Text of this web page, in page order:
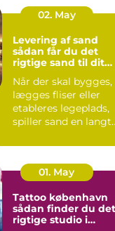
02. May
Levering af sand
sådan får du det
rigtige sand til dit
Når der skal bygges,
lægges fliser eller
etableres legeplads,
spiller sand en langt
01. May
Tattoo københavn
sådan finder du det
rigtige studio i